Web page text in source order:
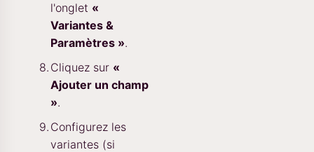
l'onglet «
Variantes &
Paramètres ».
Cliquez sur «
Ajouter un champ
».
Configurez les
variantes (si